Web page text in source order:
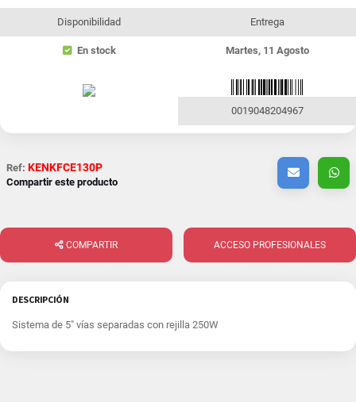
Disponibilidad
En stock
Entrega
Martes, 11 Agosto
0019048204967
Ref: KENKFCE130P
Compartir este producto
COMPARTIR ACCESO PROFESIONALES
DESCRIPCIÓN
Sistema de 5" vías separadas con rejilla 250W